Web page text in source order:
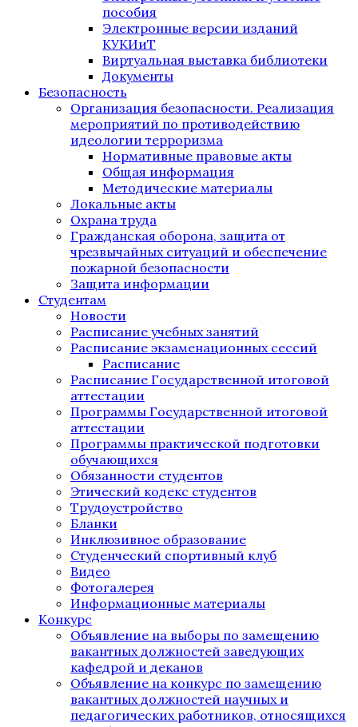
пособия
Электронные версии изданий
КУКИиТ
Виртуальная выставка библиотеки
Документы
Безопасность
Организация безопасности. Реализация
мероприятий по противодействию
идеологии терроризма
Нормативные правовые акты
Общая информация
Методические материалы
Локальные акты
Охрана труда
Гражданская оборона, защита от
чрезвычайных ситуаций и обеспечение
пожарной безопасности
Защита информации
Студентам
Новости
Расписание учебных занятий
Расписание экзаменационных сессий
Расписание
Расписание Государственной итоговой
аттестации
Программы Государственной итоговой
аттестации
Программы практической подготовки
обучающихся
Обязанности студентов
Этический кодекс студентов
Трудоустройство
Бланки
Инклюзивное образование
Студенческий спортивный клуб
Видео
Фотогалерея
Информационные материалы
Конкурс
Объявление на выборы по замещению
вакантных должностей заведующих
кафедрой и деканов
Объявление на конкурс по замещению
вакантных должностей научных и
педагогических работников, относящихся